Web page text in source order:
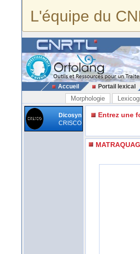
L'équipe du
Accueil Portail lexical
Morphologie
Dicosyn
CRISCO
Entrez une